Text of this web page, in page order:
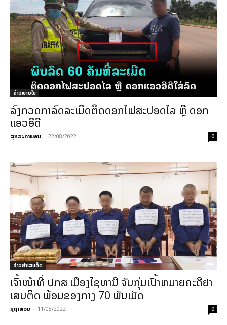
ຂ່າວພາຍ​ໃນ
ລົງກວດກາລົດລະເມີດຕິດດອກໄຟສະປອດໄລ ຫຼື ດອກ
ແອວອີດີ
ສຸກສະດາພອນ - 22/08/2022 0
ຂ່າວຢາເສບຕິດ
ເຈົ້າໜ້າທີ່ ປກສ ເມືອງໄຊທານີ ຈັບກຸ່ມເປົ້າຫມາຍຄະດີຢາ
ເສບຕິດ ພ້ອມຂອງກາງ 70 ພັນເມັດ
ນຸຖາພອນ - 11/08/2022 0